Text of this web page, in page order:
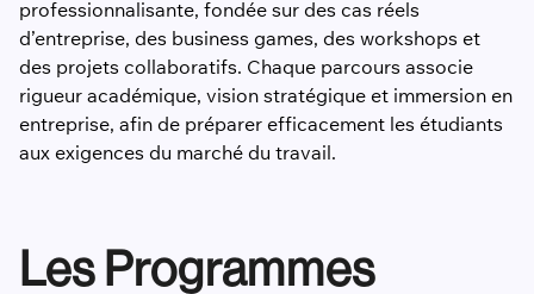
professionnalisante, fondée sur des cas réels
d’entreprise, des business games, des workshops et
des projets collaboratifs. Chaque parcours associe
rigueur académique, vision stratégique et immersion en
entreprise, afin de préparer efficacement les étudiants
aux exigences du marché du travail.
Les Programmes